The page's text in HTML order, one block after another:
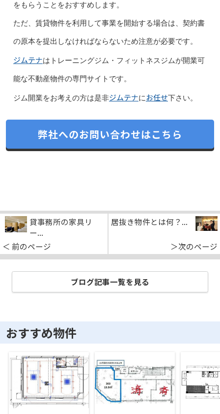
をもらうことをおすすめします。
ただ、賃貸物件を利用して事業を開始する場合は、契約書
の原本を提出しなければならないため注意が必要です。
ジムテナはトレーニングジム・フィットネスジムが開業可
能な不動産物件の専門サイトです。
ジム開業をお考えの方は是非ジムテナに お任せ下さい。
弊社へのお問い合わせはこちら
貸事務所の家具リ
ー...
＜ 前のページ
居抜き物件とは何？...
＞次のページ
ブログ記事一覧を見る
おすすめ物件